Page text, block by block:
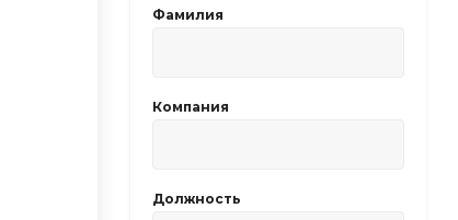
Фамилия
Компания
Должность